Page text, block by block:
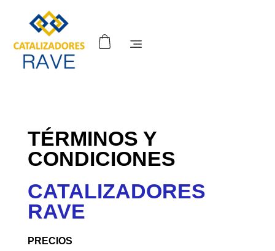
TÉRMINOS Y
CONDICIONES
CATALIZADORES
RAVE
PRECIOS